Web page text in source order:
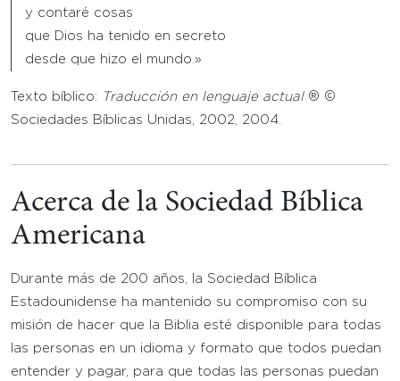
y contaré cosas
que Dios ha tenido en secreto
desde que hizo el mundo.»
Texto bíblico: Traducción en lenguaje actual® ©
Sociedades Bíblicas Unidas, 2002, 2004.
Acerca de la Sociedad Bíblica
Americana
Durante más de 200 años, la Sociedad Bíblica
Estadounidense ha mantenido su compromiso con su
misión de hacer que la Biblia esté disponible para todas
las personas en un idioma y formato que todos puedan
entender y pagar, para que todas las personas puedan